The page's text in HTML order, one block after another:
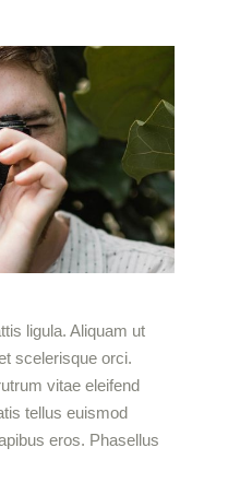
ligula. Aliquam ut
scelerisque orci.
vitae eleifend
tellus euismod
eros. Phasellus